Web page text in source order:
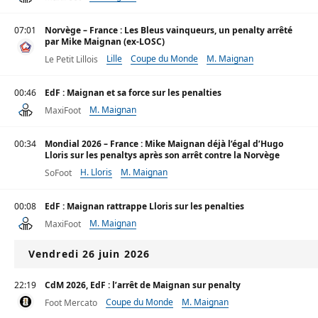
07:01
Norvège – France : Les Bleus vainqueurs, un penalty arrêté
par Mike Maignan (ex-LOSC)
Le Petit Lillois
Lille Coupe du Monde M. Maignan
00:46
EdF : Maignan et sa force sur les penalties
MaxiFoot
M. Maignan
00:34
Mondial 2026 – France : Mike Maignan déjà l’égal d’Hugo
Lloris sur les penaltys après son arrêt contre la Norvège
SoFoot
H. Lloris M. Maignan
00:08
EdF : Maignan rattrappe Lloris sur les penalties
MaxiFoot
M. Maignan
Vendredi 26 juin 2026
22:19
CdM 2026, EdF : l’arrêt de Maignan sur penalty
Foot Mercato
Coupe du Monde M. Maignan